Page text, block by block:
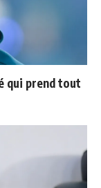
qui prend tout